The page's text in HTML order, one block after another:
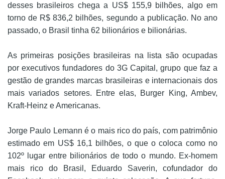
desses brasileiros chega a US$ 155,9 bilhões, algo em
torno de R$ 836,2 bilhões, segundo a publicação. No ano
passado, o Brasil tinha 62 bilionários e bilionárias.
As primeiras posições brasileiras na lista são ocupadas
por executivos fundadores do 3G Capital, grupo que faz a
gestão de grandes marcas brasileiras e internacionais dos
mais variados setores. Entre elas, Burger King, Ambev,
Kraft-Heinz e Americanas.
Jorge Paulo Lemann é o mais rico do país, com patrimônio
estimado em US$ 16,1 bilhões, o que o coloca como no
102º lugar entre bilionários de todo o mundo. Ex-homem
mais rico do Brasil, Eduardo Saverin, cofundador do